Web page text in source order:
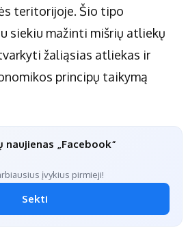
teritorijoje. Šio tipo
siekiu mažinti mišrių atliekų
žaliąsias atliekas ir
principų taikymą
„Facebook“
įvykius pirmieji!
Sekti